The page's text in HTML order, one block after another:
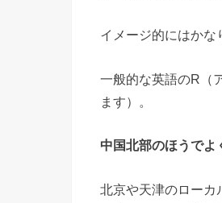
イメージ的にはかな
一般的な英語のR（
ます）。
中国北部のほうでよ
北京や天津のローカ